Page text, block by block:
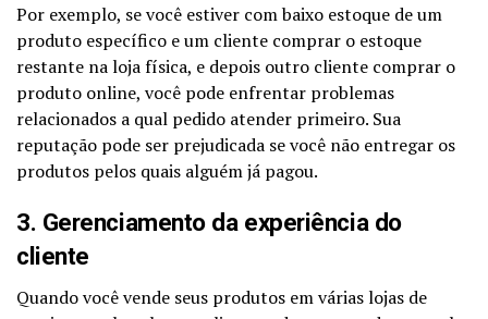
Por exemplo, se você estiver com baixo estoque de um
produto específico e um cliente comprar o estoque
restante na loja física, e depois outro cliente comprar o
produto online, você pode enfrentar problemas
relacionados a qual pedido atender primeiro. Sua
reputação pode ser prejudicada se você não entregar os
produtos pelos quais alguém já pagou.
3. Gerenciamento da experiência do
cliente
Quando você vende seus produtos em várias lojas de